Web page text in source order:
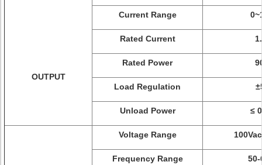
OUTPUT
Current Range
Rated Current
Rated Power
Load Regulation
Unload Power ≤
Voltage Range
Frequency Range 50-